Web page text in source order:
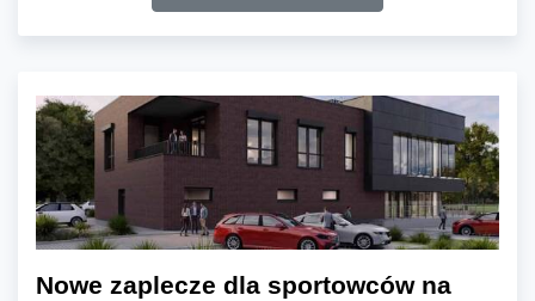
Nowe zaplecze dla sportowców na